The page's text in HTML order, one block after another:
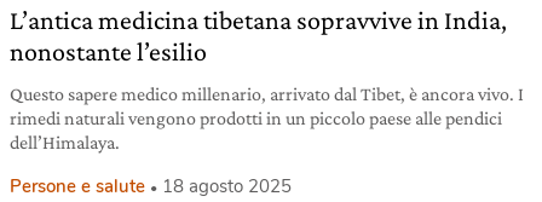
L’antica medicina tibetana sopravvive in India,
nonostante l’esilio
Questo sapere medico millenario, arrivato dal Tibet, è ancora vivo. I
rimedi naturali vengono prodotti in un piccolo paese alle pendici
dell’Himalaya.
Persone e salute 18 agosto 2025